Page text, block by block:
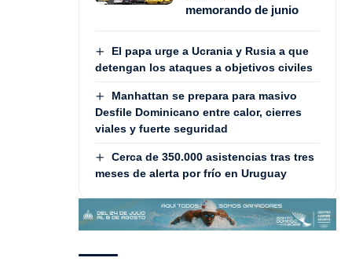
memorando de junio
El papa urge a Ucrania y Rusia a que
detengan los ataques a objetivos civiles
Manhattan se prepara para masivo
Desfile Dominicano entre calor, cierres
viales y fuerte seguridad
Cerca de 350.000 asistencias tras tres
meses de alerta por frío en Uruguay